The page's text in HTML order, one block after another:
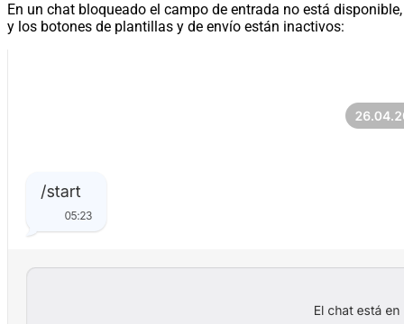
En un chat bloqueado el campo de entrada no está disponible,
y los botones de plantillas y de envío están inactivos: